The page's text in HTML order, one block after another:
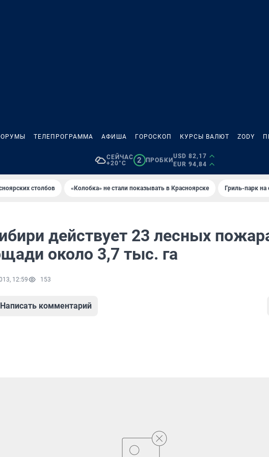
ТЕЛЕПРОГРАММА АФИША ГОРОСКОП КУРСЫ ВАЛЮТ ZODY
СЕЙЧАС
+20°C
2 ПРОБКИ
USD 82,17
EUR 94,84
столбов «Колобка» не стали показывать в Красноярске Гриль-парк на
действует 23 лесных
около 3,7 тыс. га
12:59 153
Написать комментарий